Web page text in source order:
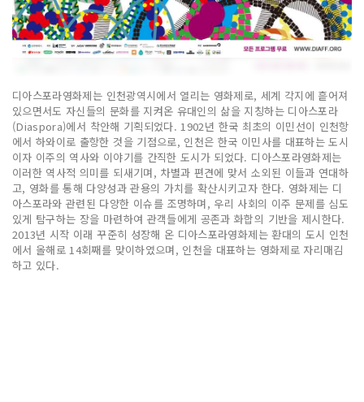
디아스포라영화제는 인천광역시에서 열리는 영화제로, 세계 각지에 흩어져
있으면서도 자신들의 문화를 지켜온 유대인의 삶을 지칭하는 디아스포라
(Diaspora)에서 착안해 기획되었다. 1902년 한국 최초의 이민선이 인천항
에서 하와이로 출항한 것을 기점으로, 인천은 한국 이민사를 대표하는 도시
이자 이주의 역사와 이야기를 간직한 도시가 되었다. 디아스포라영화제는
이러한 역사적 의미를 되새기며, 차별과 편견에 맞서 소외된 이들과 연대하
고, 영화를 통해 다양성과 관용의 가치를 확산시키고자 한다. 영화제는 디
아스포라와 관련된 다양한 이슈를 조명하며, 우리 사회의 이주 문제를 심도
있게 탐구하는 장을 마련하여 관객들에게 공존과 화합의 기반을 제시한다.
2013년 시작 이래 꾸준히 성장해 온 디아스포라영화제는 환대의 도시 인천
에서 올해로 14회째를 맞이하였으며, 인천을 대표하는 영화제로 자리매김
하고 있다.